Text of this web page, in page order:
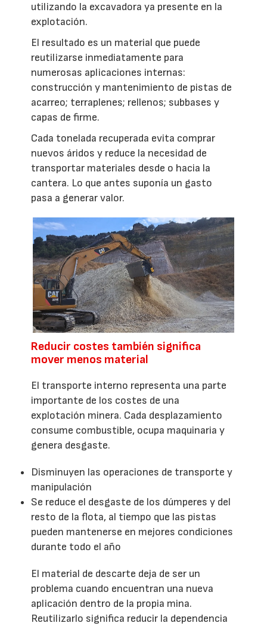
utilizando la excavadora ya presente en la
explotación.
El resultado es un material que puede
reutilizarse inmediatamente para
numerosas aplicaciones internas:
construcción y mantenimiento de pistas de
acarreo; terraplenes; rellenos; subbases y
capas de firme.
Cada tonelada recuperada evita comprar
nuevos áridos y reduce la necesidad de
transportar materiales desde o hacia la
cantera. Lo que antes suponía un gasto
pasa a generar valor.
Reducir costes también significa
mover menos material
El transporte interno representa una parte
importante de los costes de una
explotación minera. Cada desplazamiento
consume combustible, ocupa maquinaria y
genera desgaste.
Disminuyen las operaciones de transporte y
manipulación
Se reduce el desgaste de los dúmperes y del
resto de la flota, al tiempo que las pistas
pueden mantenerse en mejores condiciones
durante todo el año
El material de descarte deja de ser un
problema cuando encuentran una nueva
aplicación dentro de la propia mina.
Reutilizarlo significa reducir la dependencia